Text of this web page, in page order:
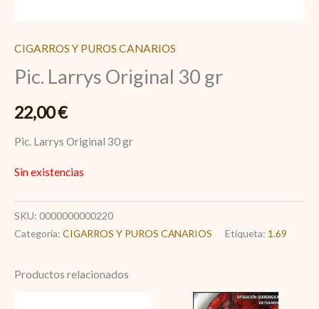
CIGARROS Y PUROS CANARIOS
Pic. Larrys Original 30 gr
22,00€
Pic. Larrys Original 30 gr
Sin existencias
SKU: 0000000000220
Categoría: CIGARROS Y PUROS CANARIOS Etiqueta: 1.69
Productos relacionados
Pic.